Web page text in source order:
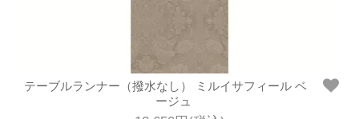
テーブルランナー（撥水なし） ミルイサフィール ベ
ージュ